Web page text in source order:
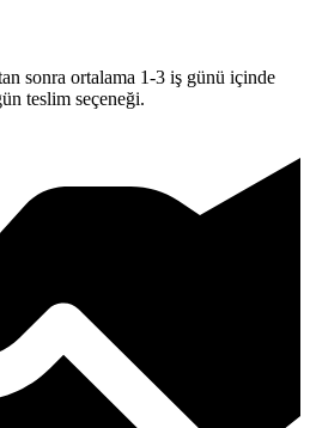
sonra ortalama 1-3 iş günü içinde
teslim seçeneği.